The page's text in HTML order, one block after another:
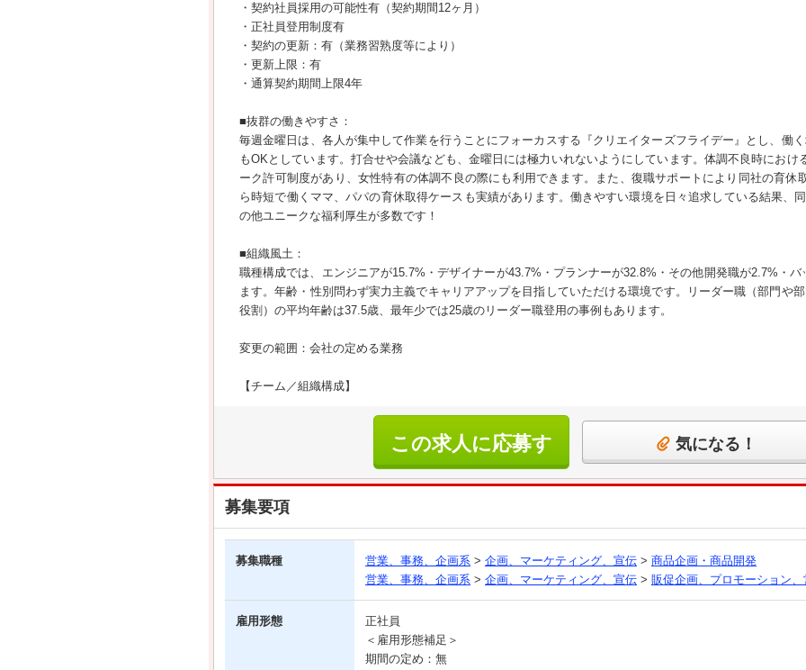
・契約社員採用の可能性有（契約期間12ヶ月）
・正社員登用制度有
・契約の更新：有（業務習熟度等により）
・更新上限：有
・通算契約期間上限4年
■抜群の働きやすさ：
毎週金曜日は、各人が集中して作業を行うことにフォーカスする『クリエイターズフライデー』とし、働
もOKとしています。打合せや会議なども、金曜日には極力いれないようにしています。体調不良時におけ
ーク許可制度があり、女性特有の体調不良の際にも利用できます。また、復職サポートにより同社の育休
ら時短で働くママ、パパの育休取得ケースも実績があります。働きやすい環境を日々追求している結果、
の他ユニークな福利厚生が多数です！
■組織風土：
職種構成では、エンジニアが15.7%・デザイナーが43.7%・プランナーが32.8%・その他開発職が2.7%・
ます。年齢・性別問わず実力主義でキャリアアップを目指していただける環境です。リーダー職（部門や
役割）の平均年齢は37.5歳、最年少では25歳のリーダー職登用の事例もあります。
変更の範囲：会社の定める業務
【チーム／組織構成】
この求人に応募す
る
気になる！
募集要項
募集職種 営業、事務、企画系 > 企画、マーケティング、宣伝 > 商品企画・商品開発
営業、事務、企画系 > 企画、マーケティング、宣伝 > 販促企画、プロモーション
雇用形態
正社員
＜雇用形態補足＞
期間の定め：無